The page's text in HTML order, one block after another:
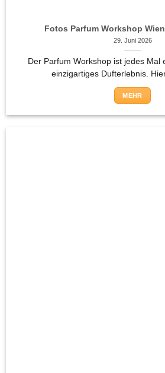
Fotos Parfum Workshop
29. Juni 2026
Der Parfum Workshop ist jedes Mal
einzigartiges Dufterlebnis.
MEHR